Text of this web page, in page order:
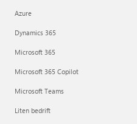
Azure
Dynamics 365
Microsoft 365
Microsoft 365 Copilot
Microsoft Teams
Liten bedrift